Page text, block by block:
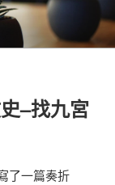
–找九宮
了一篇奏折